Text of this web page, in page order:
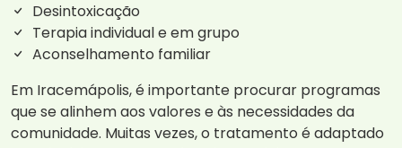
Desintoxicação
Terapia individual e em grupo
Aconselhamento familiar
Em Iracemápolis, é importante procurar programas
que se alinhem aos valores e às necessidades da
comunidade. Muitas vezes, o tratamento é adaptado